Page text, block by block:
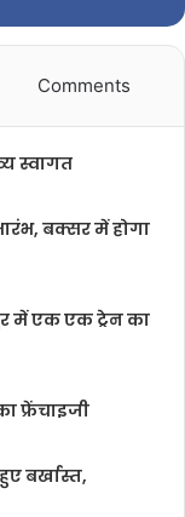
Comments
स्वागत
बक्सर में होगा
में एक एक ट्रेन का
फ्रेंचाइजी
बर्खास्त,